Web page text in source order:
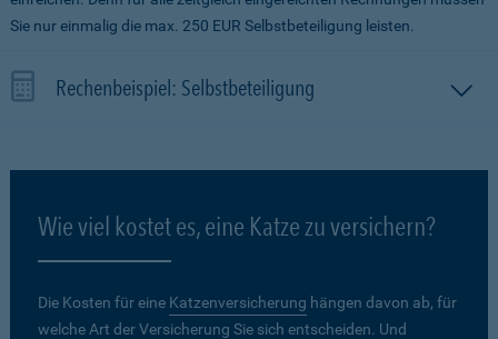
Sie nur einmalig die max. 250 EUR Selbstbeteiligung leisten.
Rechenbeispiel: Selbstbeteiligung
Wie viel kostet es, eine Katze zu versichern?
Die Kosten für eine Katzenversicherung hängen davon ab, für
welche Art der Versicherung Sie sich entscheiden. Und